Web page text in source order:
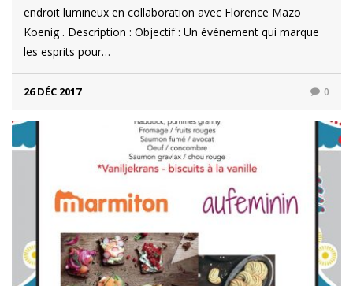
endroit lumineux en collaboration avec Florence Mazo
Koenig . Description : Objectif : Un événement qui marque
les esprits pour…
26 DÉC 2017 0